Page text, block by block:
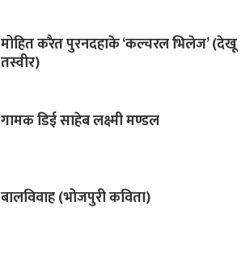
मोहित करैत पुरनदहाके ‘कल्चरल भिलेज’ (देखू
तस्वीर)
गामक डिई साहेब लक्ष्मी मण्डल
बालविवाह (भोजपुरी कविता)